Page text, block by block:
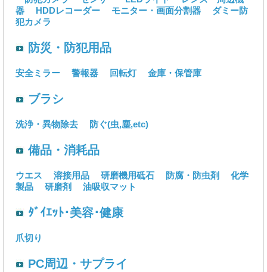
器
HDDレコーダー モニター・画面分割器
ダミー防
犯カメラ
防災・防犯用品
安全ミラー 警報器 回転灯 金庫・保管庫
ブラシ
洗浄・異物除去 防ぐ(虫,塵,etc)
備品・消耗品
ウエス 溶接用品 研磨機用砥石 防腐・防虫剤
化学
製品
研磨剤 油吸収マット
ﾀﾞｲｴｯﾄ･美容･健康
爪切り
PC周辺・サプライ